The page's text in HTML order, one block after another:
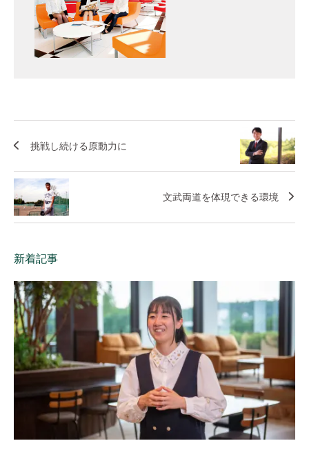
挑戦し続ける原動力に
文武両道を体現できる環境
新着記事